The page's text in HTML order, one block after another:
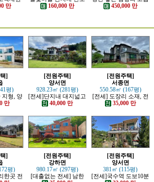
원주택
만
망 좋은 전원주택
160,000 만
전원주택
450,000 만
]
평)
지형, 양
근성 우
택
만
[전원주택]
양서면
928.23㎡ (281평)
[전세]단지내 대지넓고
전망이트인 전원주택
40,000 만
[전원주택]
서종면
550.58㎡ (167평)
[전세] 도장리 소재, 전
망 좋은 전원마을 철근
콘크리트 주택
35,000 만
]
평)
한곳 전
[전원주택]
강하면
980.17㎡ (297평)
[대출없는 전세] 남한
[전원주택]
양서면
381㎡ (115평)
[전세]국수역 도보10분